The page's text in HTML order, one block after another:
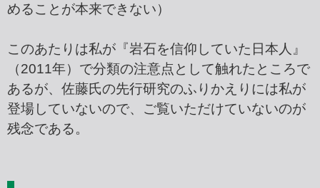
めることが本来できない）
このあたりは私が『岩石を信仰していた日本人』
（2011年）で分類の注意点として触れたところで
あるが、佐藤氏の先行研究のふりかえりには私が
登場していないので、ご覧いただけていないのが
残念である。